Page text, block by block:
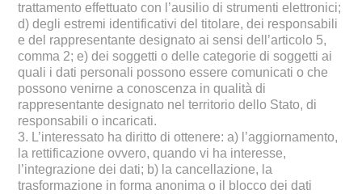
trattamento effettuato con l’ausilio di strumenti elettronici;
d) degli estremi identificativi del titolare, dei responsabili
e del rappresentante designato ai sensi dell’articolo 5,
comma 2; e) dei soggetti o delle categorie di soggetti ai
quali i dati personali possono essere comunicati o che
possono venirne a conoscenza in qualità di
rappresentante designato nel territorio dello Stato, di
responsabili o incaricati.
3. L’interessato ha diritto di ottenere: a) l’aggiornamento,
la rettificazione ovvero, quando vi ha interesse,
l’integrazione dei dati; b) la cancellazione, la
trasformazione in forma anonima o il blocco dei dati